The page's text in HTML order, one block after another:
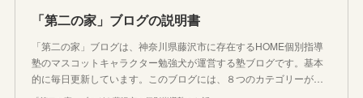
「第二の家」ブログの説明書
「第二の家」ブログは、神奈川県藤沢市に存在するHOME個別指導
塾のマスコットキャラクター勉強犬が運営する塾ブログです。基本
的に毎日更新しています。このブログには、８つのカテゴリーが…